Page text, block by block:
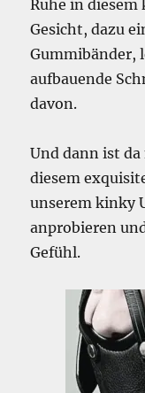
Ruhe in
Gesicht, dazu
Gummibänder,
aufbauende
davon.
Und dann ist
diesem
unserem kinky
anprobieren
Gefühl.